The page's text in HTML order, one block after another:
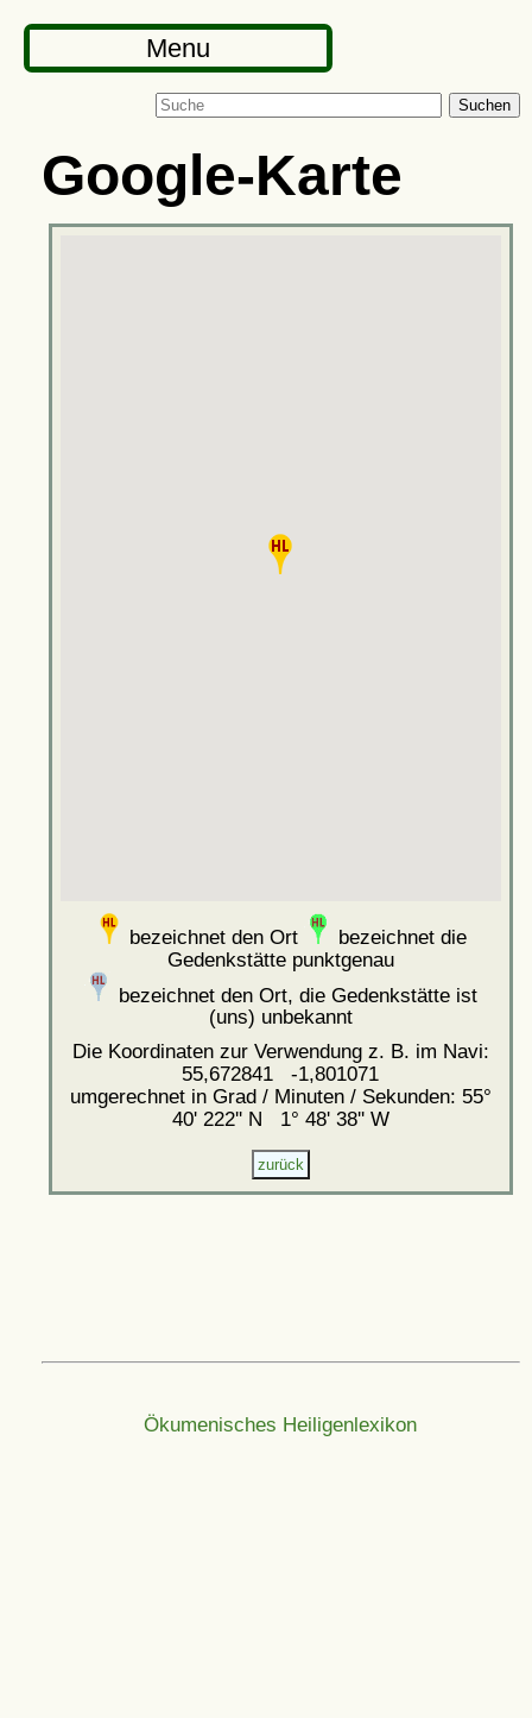
Menu
Suchen
Google-Karte
bezeichnet den Ort
bezeichnet die
Gedenkstätte punktgenau
bezeichnet den Ort, die Gedenkstätte ist
(uns) unbekannt
Die Koordinaten zur Verwendung z. B. im Navi:
55,672841 -1,801071
umgerechnet in Grad / Minuten / Sekunden: 55°
40' 222'' N 1° 48' 38'' W
Ökumenisches Heiligenlexikon